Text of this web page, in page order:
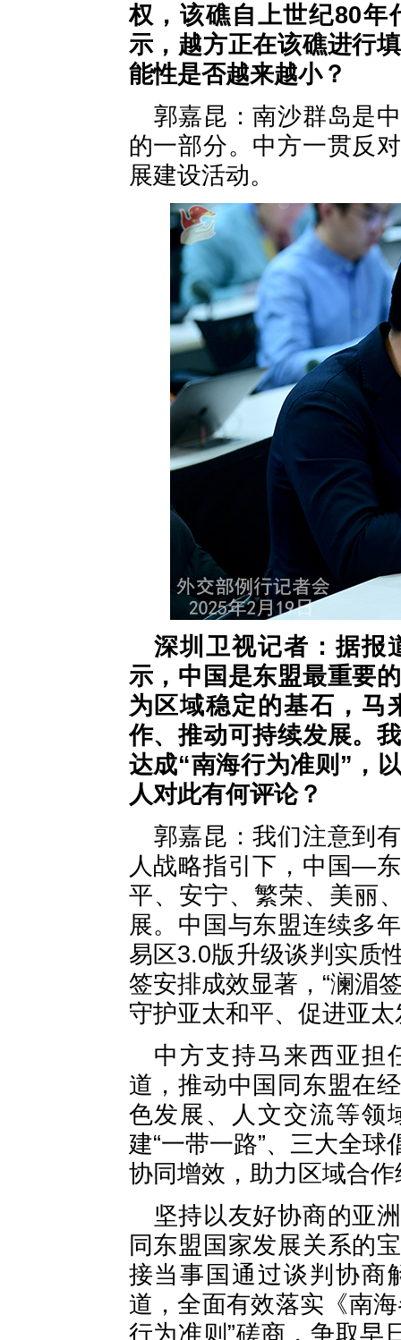
权，该礁自上世纪80年
示，越方正在该礁进行
能性是否越来越小？
郭嘉昆：南沙群岛是
的一部分。中方一贯反
展建设活动。
深圳卫视记者：据报
示，中国是东盟最重要
为区域稳定的基石，马
作、推动可持续发展。
达成“南海行为准则”，
人对此有何评论？
郭嘉昆：我们注意到
人战略指引下，中国—
平、安宁、繁荣、美丽
展。中国与东盟连续多
易区3.0版升级谈判实质
签安排成效显著，“澜湄
守护亚太和平、促进亚
中方支持马来西亚担
道，推动中国同东盟在
色发展、人文交流等领
建“一带一路”、三大全
协同增效，助力区域合
坚持以友好协商的亚
同东盟国家发展关系的
接当事国通过谈判协商
道，全面有效落实《南
行为准则”磋商，争取早